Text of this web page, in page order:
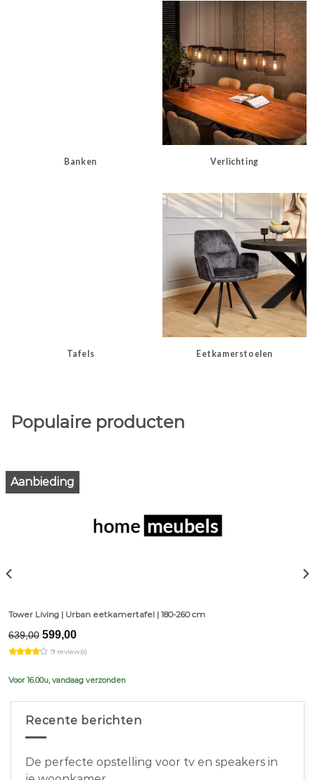
Banken Verlichting
Tafels Eetkamerstoelen
Populaire producten
Aanbieding
Tower Living | Urban eetkamertafel | 180-260 cm
639,00 Original
price
was:
599,00Current
is:
9 review(s)
Voor 16.00u, vandaag verzonden
Recente berichten
De perfecte opstelling voor tv en speakers in